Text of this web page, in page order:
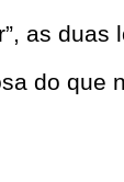
as duas
do que